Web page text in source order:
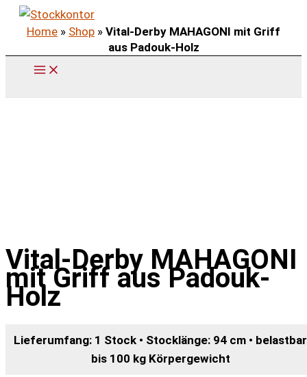
Zum
InhaltHome » Shop » Vital-Derby MAHAGONI mit Griff
aus Padouk-Holz
Vital-Derby MAHAGONI
mit Griff aus Padouk-
Holz
Lieferumfang: 1 Stock • Stocklänge: 94 cm • belastbar
bis 100 kg Körpergewicht